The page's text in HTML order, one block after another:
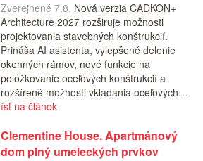
Zverejnené 7.8. Nová verzia CADKON+
Architecture 2027 rozširuje možnosti
projektovania stavebných konštrukcií.
Prináša AI asistenta, vylepšené delenie
okenných rámov, nové funkcie na
položkovanie oceľových konštrukcií a
rozšírené možnosti vkladania oceľových…
ísť na článok
Clementine House. Apartmánový
dom plný umeleckých prvkov